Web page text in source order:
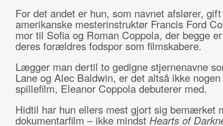
For det andet er hun, som navnet afslører,
amerikanske mesterinstruktør Francis Ford
mor til Sofia og Roman Coppola, der begge
deres forældres fodspor som filmskabere.
Lægger man dertil to gedigne stjernenavne
Lane og Alec Baldwin, er det altså ikke
spillefilm, Eleanor Coppola debuterer med.
Hidtil har hun ellers mest gjort sig bemærket
dokumentarfilm – ikke mindst Hearts of